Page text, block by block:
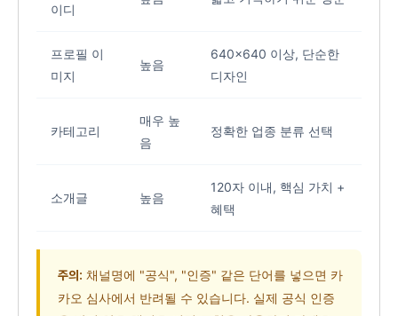
이디
프로필 이
미지
높음
640x640 이상, 단순한
디자인
카테고리
매우 높
음
정확한 업종 분류 선택
소개글 높음
120자 이내, 핵심 가치 +
혜택
주의: 채널명에 "공식", "인증" 같은 단어를 넣으면 카
카오 심사에서 반려될 수 있습니다. 실제 공식 인증